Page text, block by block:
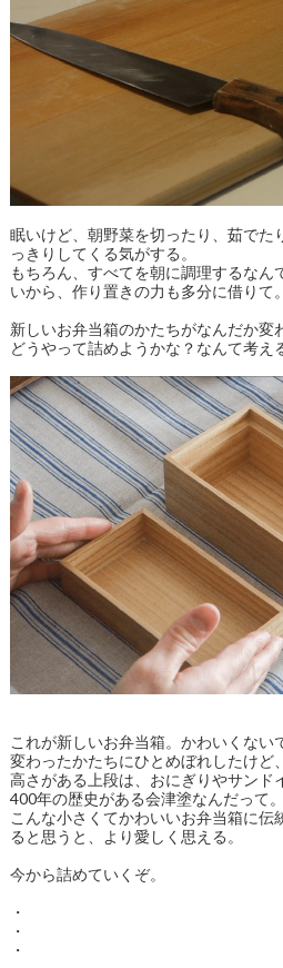
眠いけど、朝野菜を切ったり、茹でた
っきりしてくる気がする。
もちろん、すべてを朝に調理するなん
いから、作り置きの力も多分に借りて。
新しいお弁当箱のかたちがなんだか変
どうやって詰めようかな？なんて考え
これが新しいお弁当箱。かわいくない
変わったかたちにひとめぼれしたけど
高さがある上段は、おにぎりやサンド
400年の歴史がある会津塗なんだって。
こんな小さくてかわいいお弁当箱に伝
ると思うと、より愛しく思える。
今から詰めていくぞ。
・
・
・